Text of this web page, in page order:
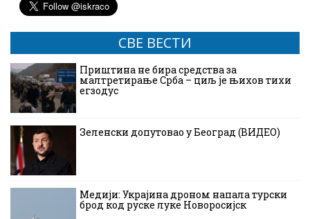
СВЕ ВЕСТИ
Приштина не бира средства за
малтретирање Срба – циљ је њихов тихи
егзодус
Зеленски допутовао у Београд (ВИДЕО)
Медији: Украјина дроном напала турски
брод код руске луке Новоросијск